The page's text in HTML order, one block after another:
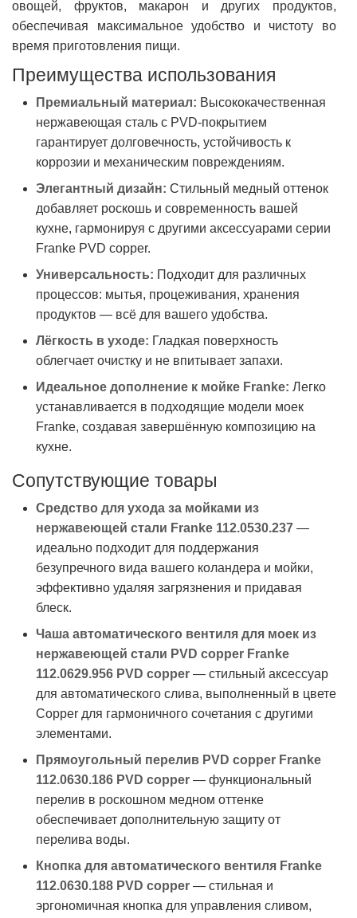
овощей, фруктов, макарон и других продуктов,
обеспечивая максимальное удобство и чистоту во
время приготовления пищи.
Преимущества использования
Премиальный материал: Высококачественная
нержавеющая сталь с PVD-покрытием
гарантирует долговечность, устойчивость к
коррозии и механическим повреждениям.
Элегантный дизайн: Стильный медный оттенок
добавляет роскошь и современность вашей
кухне, гармонируя с другими аксессуарами серии
Franke PVD copper.
Универсальность: Подходит для различных
процессов: мытья, процеживания, хранения
продуктов — всё для вашего удобства.
Лёгкость в уходе: Гладкая поверхность
облегчает очистку и не впитывает запахи.
Идеальное дополнение к мойке Franke: Легко
устанавливается в подходящие модели моек
Franke, создавая завершённую композицию на
кухне.
Сопутствующие товары
Средство для ухода за мойками из
нержавеющей стали Franke 112.0530.237 —
идеально подходит для поддержания
безупречного вида вашего коландера и мойки,
эффективно удаляя загрязнения и придавая
блеск.
Чаша автоматического вентиля для моек из
нержавеющей стали PVD copper Franke
112.0629.956 PVD copper — стильный аксессуар
для автоматического слива, выполненный в цвете
Copper для гармоничного сочетания с другими
элементами.
Прямоугольный перелив PVD copper Franke
112.0630.186 PVD copper — функциональный
перелив в роскошном медном оттенке
обеспечивает дополнительную защиту от
перелива воды.
Кнопка для автоматического вентиля Franke
112.0630.188 PVD copper — стильная и
эргономичная кнопка для управления сливом,